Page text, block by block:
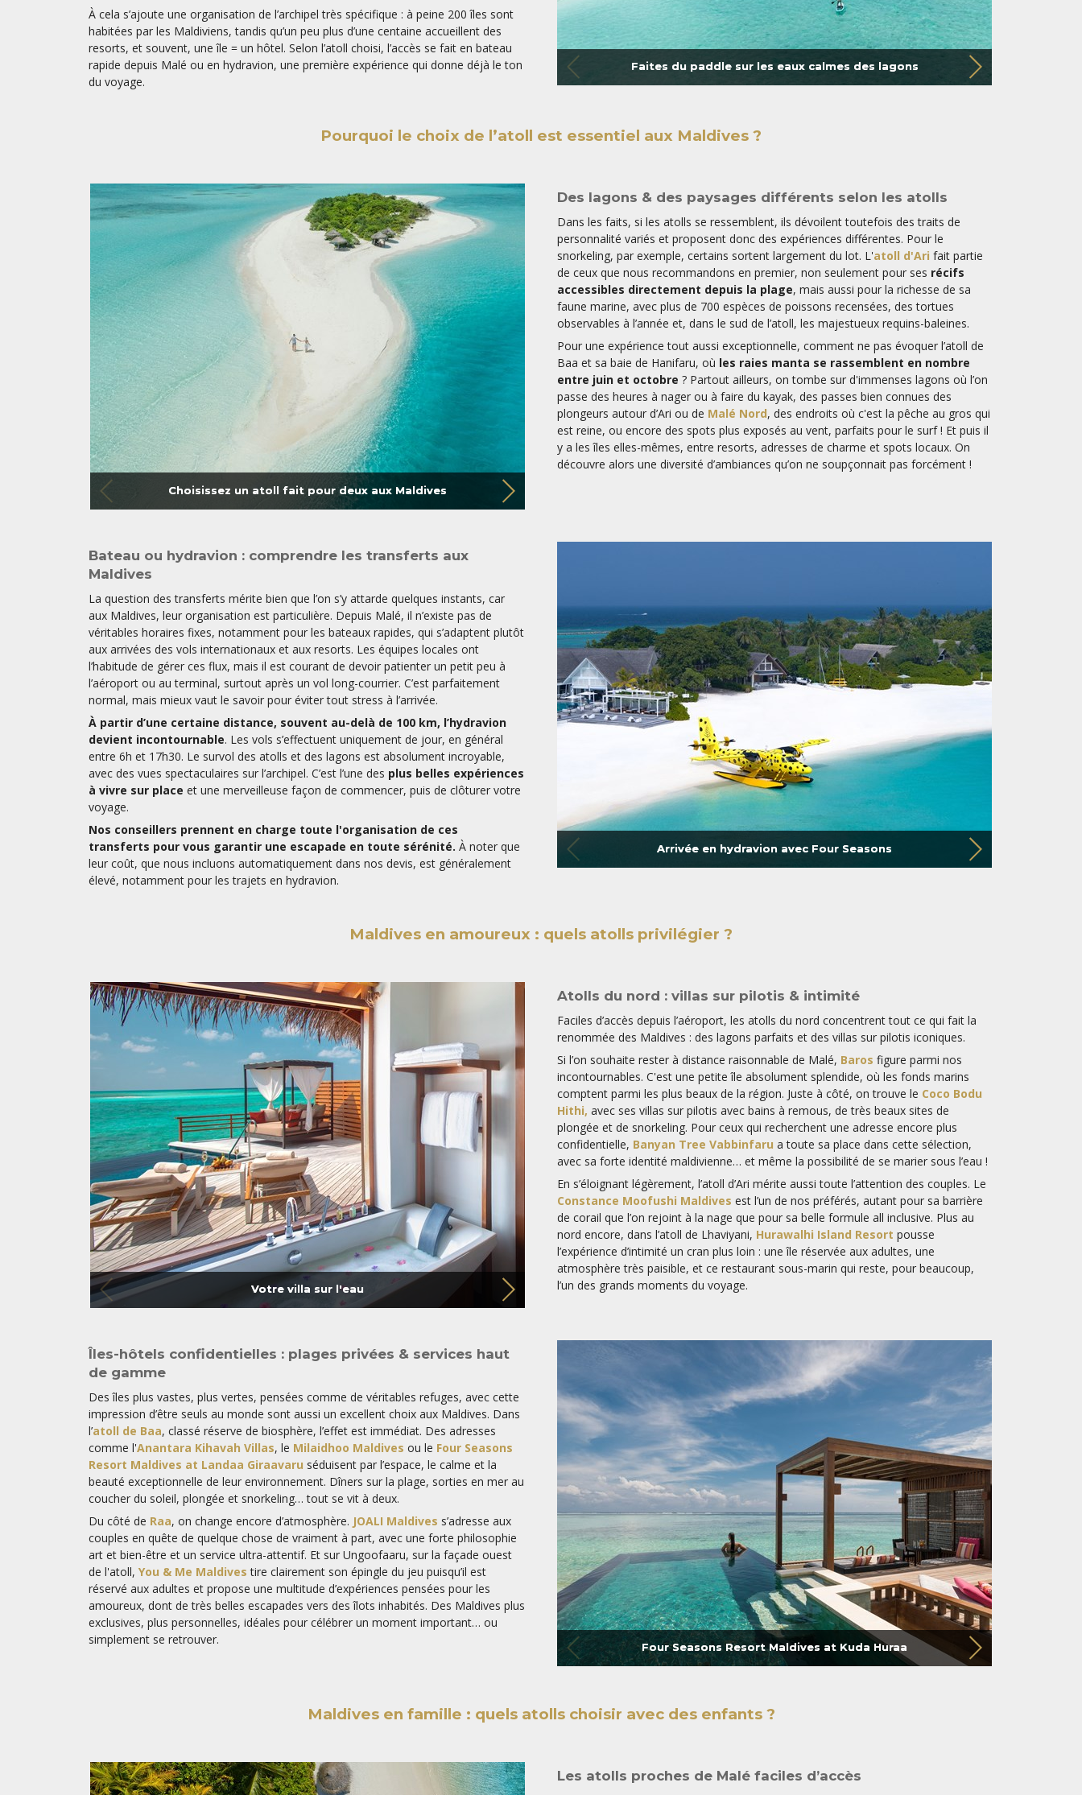
Faites du paddle sur les eaux calmes des lagons
À cela s’ajoute une organisation de l’archipel très spécifique : à peine 200 îles sont
habitées par les Maldiviens, tandis qu’un peu plus d’une centaine accueillent des
resorts, et souvent, une île = un hôtel. Selon l’atoll choisi, l’accès se fait en bateau
rapide depuis Malé ou en hydravion, une première expérience qui donne déjà le ton
du voyage.
Pourquoi le choix de l’atoll est essentiel aux Maldives ?
Choisissez un atoll fait pour deux aux Maldives
Des lagons & des paysages différents selon les atolls
Dans les faits, si les atolls se ressemblent, ils dévoilent toutefois des traits de
personnalité variés et proposent donc des expériences différentes. Pour le
snorkeling, par exemple, certains sortent largement du lot. L'atoll d'Ari fait partie
de ceux que nous recommandons en premier, non seulement pour ses récifs
accessibles directement depuis la plage, mais aussi pour la richesse de sa
faune marine, avec plus de 700 espèces de poissons recensées, des tortues
observables à l’année et, dans le sud de l’atoll, les majestueux requins-baleines.
Pour une expérience tout aussi exceptionnelle, comment ne pas évoquer l’atoll de
Baa et sa baie de Hanifaru, où les raies manta se rassemblent en nombre
entre juin et octobre ? Partout ailleurs, on tombe sur d'immenses lagons où l’on
passe des heures à nager ou à faire du kayak, des passes bien connues des
plongeurs autour d’Ari ou de Malé Nord, des endroits où c'est la pêche au gros qui
est reine, ou encore des spots plus exposés au vent, parfaits pour le surf ! Et puis il
y a les îles elles-mêmes, entre resorts, adresses de charme et spots locaux. On
découvre alors une diversité d’ambiances qu’on ne soupçonnait pas forcément !
Arrivée en hydravion avec Four Seasons
Bateau ou hydravion : comprendre les transferts aux
Maldives
La question des transferts mérite bien que l’on s’y attarde quelques instants, car
aux Maldives, leur organisation est particulière. Depuis Malé, il n’existe pas de
véritables horaires fixes, notamment pour les bateaux rapides, qui s’adaptent plutôt
aux arrivées des vols internationaux et aux resorts. Les équipes locales ont
l’habitude de gérer ces flux, mais il est courant de devoir patienter un petit peu à
l’aéroport ou au terminal, surtout après un vol long-courrier. C’est parfaitement
normal, mais mieux vaut le savoir pour éviter tout stress à l’arrivée.
À partir d’une certaine distance, souvent au-delà de 100 km, l’hydravion
devient incontournable. Les vols s’effectuent uniquement de jour, en général
entre 6h et 17h30. Le survol des atolls et des lagons est absolument incroyable,
avec des vues spectaculaires sur l’archipel. C’est l’une des plus belles expériences
à vivre sur place et une merveilleuse façon de commencer, puis de clôturer votre
voyage.
Nos conseillers prennent en charge toute l'organisation de ces
transferts pour vous garantir une escapade en toute sérénité. À noter que
leur coût, que nous incluons automatiquement dans nos devis, est généralement
élevé, notamment pour les trajets en hydravion.
Maldives en amoureux : quels atolls privilégier ?
Votre villa sur l'eau
Atolls du nord : villas sur pilotis & intimité
Faciles d’accès depuis l’aéroport, les atolls du nord concentrent tout ce qui fait la
renommée des Maldives : des lagons parfaits et des villas sur pilotis iconiques.
Si l’on souhaite rester à distance raisonnable de Malé, Baros figure parmi nos
incontournables. C'est une petite île absolument splendide, où les fonds marins
comptent parmi les plus beaux de la région. Juste à côté, on trouve le Coco Bodu
Hithi, avec ses villas sur pilotis avec bains à remous, de très beaux sites de
plongée et de snorkeling. Pour ceux qui recherchent une adresse encore plus
confidentielle, Banyan Tree Vabbinfaru a toute sa place dans cette sélection,
avec sa forte identité maldivienne… et même la possibilité de se marier sous l’eau !
En s’éloignant légèrement, l’atoll d’Ari mérite aussi toute l’attention des couples. Le
Constance Moofushi Maldives est l’un de nos préférés, autant pour sa barrière
de corail que l’on rejoint à la nage que pour sa belle formule all inclusive. Plus au
nord encore, dans l’atoll de Lhaviyani, Hurawalhi Island Resort pousse
l’expérience d’intimité un cran plus loin : une île réservée aux adultes, une
atmosphère très paisible, et ce restaurant sous-marin qui reste, pour beaucoup,
l’un des grands moments du voyage.
Four Seasons Resort Maldives at Kuda Huraa
Îles-hôtels confidentielles : plages privées & services haut
de gamme
Des îles plus vastes, plus vertes, pensées comme de véritables refuges, avec cette
impression d’être seuls au monde sont aussi un excellent choix aux Maldives. Dans
l’atoll de Baa, classé réserve de biosphère, l’effet est immédiat. Des adresses
comme l'Anantara Kihavah Villas, le Milaidhoo Maldives ou le Four Seasons
Resort Maldives at Landaa Giraavaru séduisent par l’espace, le calme et la
beauté exceptionnelle de leur environnement. Dîners sur la plage, sorties en mer au
coucher du soleil, plongée et snorkeling… tout se vit à deux.
Du côté de Raa, on change encore d’atmosphère. JOALI Maldives s’adresse aux
couples en quête de quelque chose de vraiment à part, avec une forte philosophie
art et bien-être et un service ultra-attentif. Et sur Ungoofaaru, sur la façade ouest
de l'atoll, You & Me Maldives tire clairement son épingle du jeu puisqu’il est
réservé aux adultes et propose une multitude d’expériences pensées pour les
amoureux, dont de très belles escapades vers des îlots inhabités. Des Maldives plus
exclusives, plus personnelles, idéales pour célébrer un moment important… ou
simplement se retrouver.
Maldives en famille : quels atolls choisir avec des enfants ?
Les atolls proches de Malé faciles d’accès